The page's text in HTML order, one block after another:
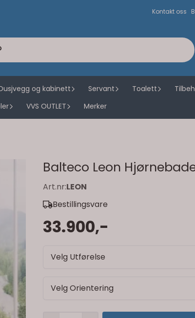
Kontakt oss
og kabinett Servant Toalett
VVS OUTLET Merker
Balteco Leon
Art.nr:LEON
Bestillingsvare
33.900,-
Velg Utførelse
Velg Orientering